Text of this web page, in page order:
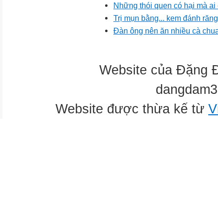
Những thói quen có hại mà ai
Trị mụn bằng... kem đánh răng
Đàn ông nên ăn nhiều cà
Website của Đặng
Website được thừa kế từ